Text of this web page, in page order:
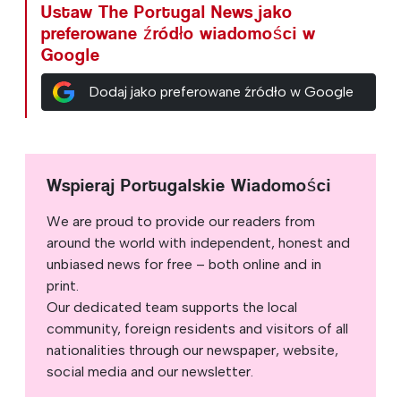
Ustaw The Portugal News jako
preferowane źródło wiadomości w
Google
Dodaj jako preferowane źródło w Google
Wspieraj Portugalskie Wiadomości
We are proud to provide our readers from
around the world with independent, honest and
unbiased news for free – both online and in
print.
Our dedicated team supports the local
community, foreign residents and visitors of all
nationalities through our newspaper, website,
social media and our newsletter.